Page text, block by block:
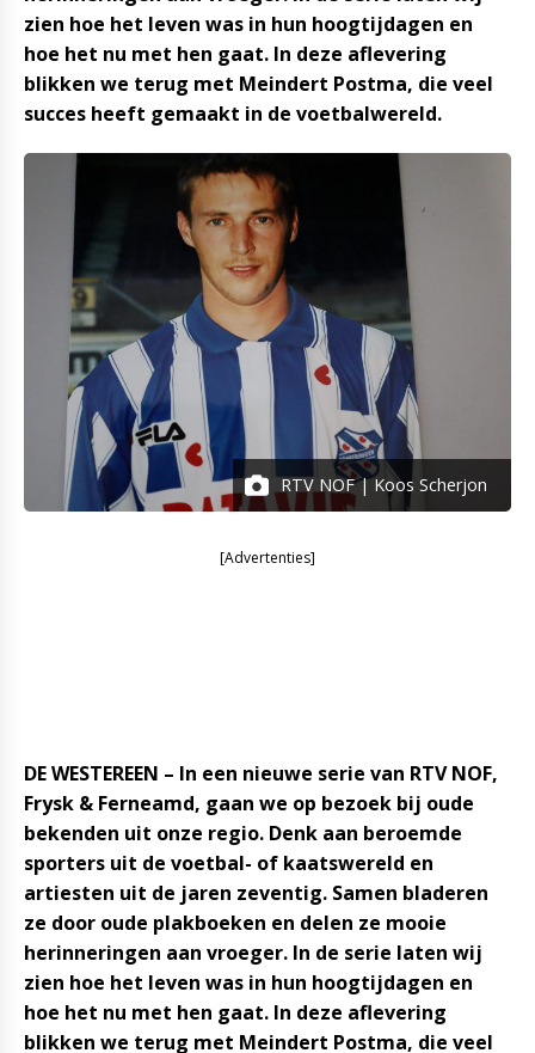
zien hoe het leven was in hun hoogtijdagen en
hoe het nu met hen gaat. In deze aflevering
blikken we terug met Meindert Postma, die veel
succes heeft gemaakt in de voetbalwereld.
RTV NOF | Koos Scherjon
[Advertenties]
DE WESTEREEN – In een nieuwe serie van RTV NOF,
Frysk & Ferneamd, gaan we op bezoek bij oude
bekenden uit onze regio. Denk aan beroemde
sporters uit de voetbal- of kaatswereld en
artiesten uit de jaren zeventig. Samen bladeren
ze door oude plakboeken en delen ze mooie
herinneringen aan vroeger. In de serie laten wij
zien hoe het leven was in hun hoogtijdagen en
hoe het nu met hen gaat. In deze aflevering
blikken we terug met Meindert Postma, die veel